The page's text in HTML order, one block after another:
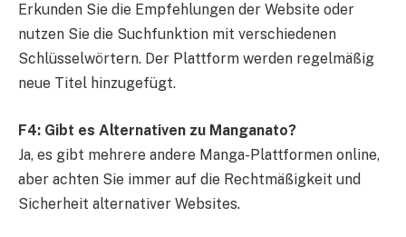
Erkunden Sie die Empfehlungen der Website oder
nutzen Sie die Suchfunktion mit verschiedenen
Schlüsselwörtern. Der Plattform werden regelmäßig
neue Titel hinzugefügt.
F4: Gibt es Alternativen zu Manganato?
Ja, es gibt mehrere andere Manga-Plattformen online,
aber achten Sie immer auf die Rechtmäßigkeit und
Sicherheit alternativer Websites.